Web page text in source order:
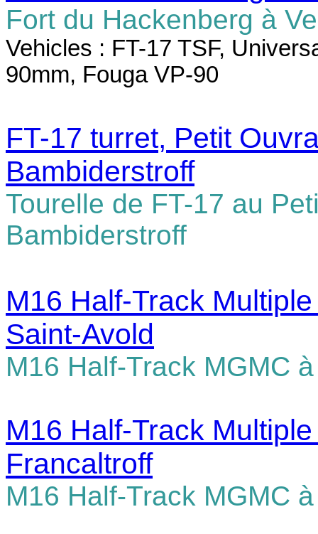
Fort du Hackenberg à
Vehicles : FT-17 TSF,
90mm, Fouga VP-90
FT-17 turret, Petit
Bambiderstroff
Tourelle de FT-17 au
Bambiderstroff
M16 Half-Track
Saint-Avold
M16 Half-Track MGMC
M16 Half-Track
Francaltroff
M16 Half-Track MGMC